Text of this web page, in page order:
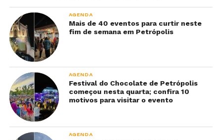
AGENDA
Mais de 40 eventos para curtir neste
fim de semana em Petrópolis
AGENDA
Festival do Chocolate de Petrópolis
começou nesta quarta; confira 10
motivos para visitar o evento
AGENDA